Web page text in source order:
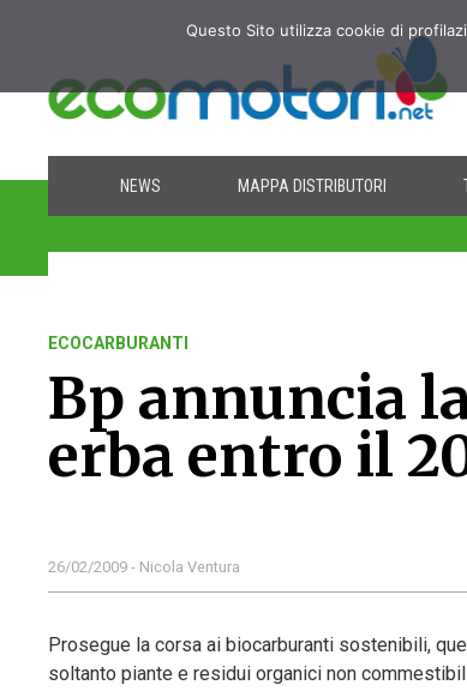
NEWS MAPPA DISTRIBUTORI
ECOCARBURANTI
Bp annuncia
erba entro il
26/02/2009 - Nicola Ventura
Prosegue la corsa ai biocarburanti sostenibili,
soltanto piante e residui organici non
Questo Sito utilizza cookie di